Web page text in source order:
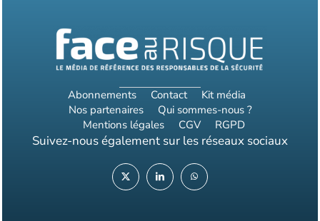
Abonnements Contact
Kit média
Nos partenaires
Qui sommes-nous ?
Mentions légales
CGV RGPD
Suivez-nous également sur les réseaux sociaux